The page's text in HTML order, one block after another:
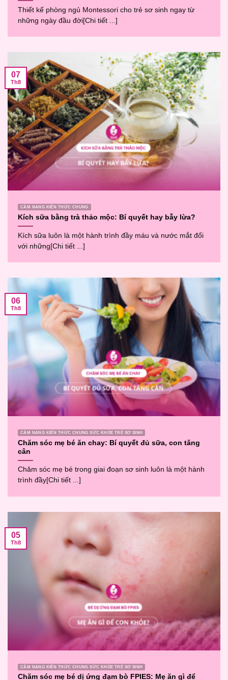
Thiết kế phòng ngủ Montessori cho trẻ sơ sinh ngay từ
những ngày đầu đời[Chi tiết ...]
CẨM NANG KIẾN THỨC CHUNG
Kích sữa bằng trà thảo mộc: Bí quyết hay bẫy lừa?
Kích sữa luôn là một hành trình đầy máu và nước mắt đối
với những[Chi tiết ...]
07
Th8
CẨM NANG KIẾN THỨC CHUNG SỨC KHỎE TRẺ SƠ SINH
Chăm sóc mẹ bé ăn chay: Bí quyết đủ sữa, con tăng
cân
Chăm sóc mẹ bé trong giai đoạn sơ sinh luôn là một hành
trình đầy[Chi tiết ...]
06
Th8
CẨM NANG KIẾN THỨC CHUNG SỨC KHỎE TRẺ SƠ SINH
Chăm sóc mẹ bé dị ứng đạm bò FPIES: Mẹ ăn gì để
05
Th8